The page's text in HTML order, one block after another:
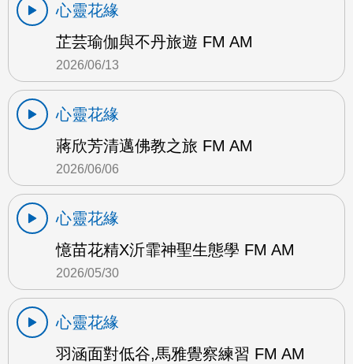
心靈花緣
芷芸瑜伽與不丹旅遊 FM AM
2026/06/13
心靈花緣
蔣欣芳清邁佛教之旅 FM AM
2026/06/06
心靈花緣
憶苗花精X沂霏神聖生態學 FM AM
2026/05/30
心靈花緣
羽涵面對低谷,馬雅覺察練習 FM AM